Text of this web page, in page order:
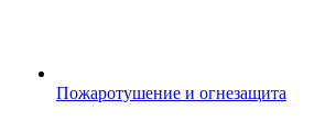
Пожаротушение и огнезащита